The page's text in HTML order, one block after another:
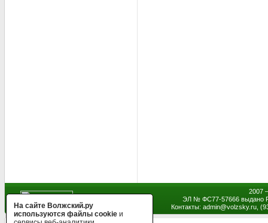
2007
ЭЛ № ФС77-57666 выдано
Контакты: admin@volzsky.ru,
На сайте Волжский.ру
используются файлы cookie и